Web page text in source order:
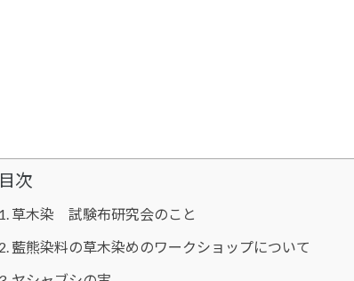
目次
草木染 試験布研究会のこと
藍熊染料の草木染めのワークショップについて